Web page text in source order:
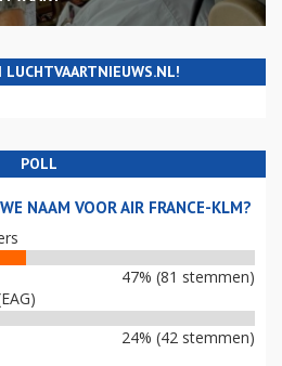
LUCHTVAARTNIEUWS.NL!
POLL
NAAM VOOR AIR FRANCE-KLM?
47% (81 stemmen)
24% (42 stemmen)